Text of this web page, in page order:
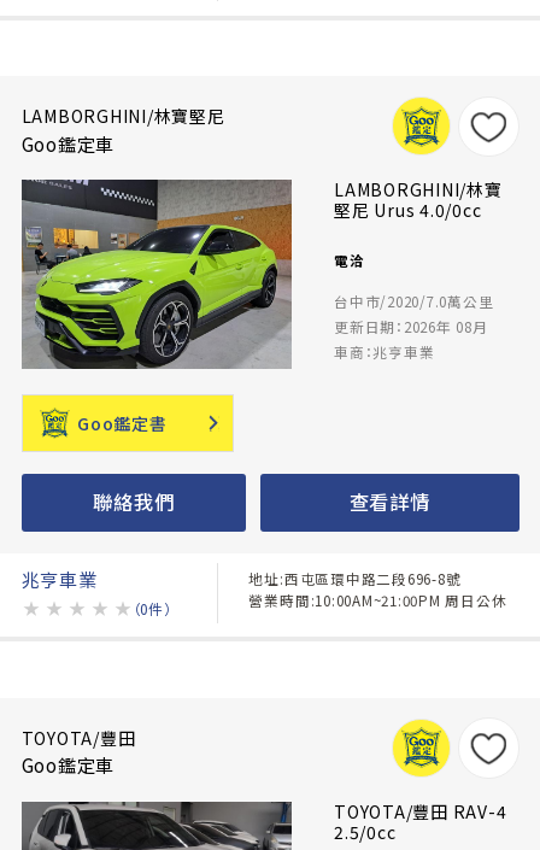
LAMBORGHINI/林寶堅尼
Goo鑑定車
LAMBORGHINI/林寶
堅尼 Urus 4.0/0cc
電洽
台中市/2020/7.0萬公里
更新日期：2026年 08月
車商：兆亨車業
Goo鑑定書
聯絡我們 查看詳情
兆亨車業
★ ★ ★ ★ ★ （0件）
地址:西屯區環中路二段696-8號
營業時間:10:00AM~21:00PM 周日公休
TOYOTA/豐田
Goo鑑定車
TOYOTA/豐田 RAV-4
2.5/0cc